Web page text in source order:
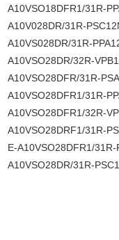
A10VSO18DFR1/31R-
A10V028DR/31R-
A10VS028DR/31R-
A10VSO28DR/32R-
A10VSO28DFR/31R-
A10VSO28DFR1/31R-
A10VSO28DFR1/32R-
A10VSO28DRF1/31R-
E-A10VSO28DFR1/31R-
A10VSO28DR/31R-